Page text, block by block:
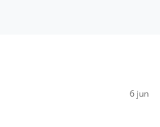
6 jun